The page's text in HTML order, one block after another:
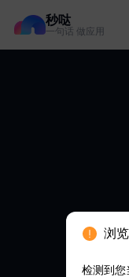
秒哒
一句话 做应用
浏
检测到您